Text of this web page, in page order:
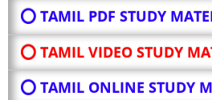
⭕ TAMIL PDF STUDY
⭕ TAMIL VIDEO STUDY
⭕ TAMIL ONLINE STUDY